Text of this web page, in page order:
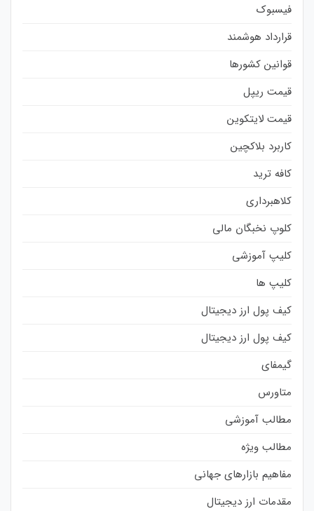
فیسبوک
قرارداد هوشمند
قوانین کشورها
قیمت ریپل
قیمت لایتکوین
کاربرد بلاکچین
کافه ترید
کلاهبرداری
کلوپ نخبگان مالی
کلیپ آموزشی
کلیپ ها
کیف پول ارز دیجیتال
کیف پول ارز دیجیتال
گیمفای
متاورس
مطالب آموزشی
مطالب ویژه
مفاهیم بازارهای جهانی
مقدمات ارز دیجیتال